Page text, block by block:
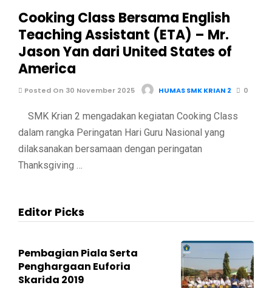
Cooking Class Bersama English
Teaching Assistant (ETA) – Mr.
Jason Yan dari United States of
America
Posted On 30 November 2025 HUMAS SMK KRIAN 2 0
SMK Krian 2 mengadakan kegiatan Cooking Class
dalam rangka Peringatan Hari Guru Nasional yang
dilaksanakan bersamaan dengan peringatan
Thanksgiving …
Editor Picks
Pembagian Piala Serta
Penghargaan Euforia
Skarida 2019